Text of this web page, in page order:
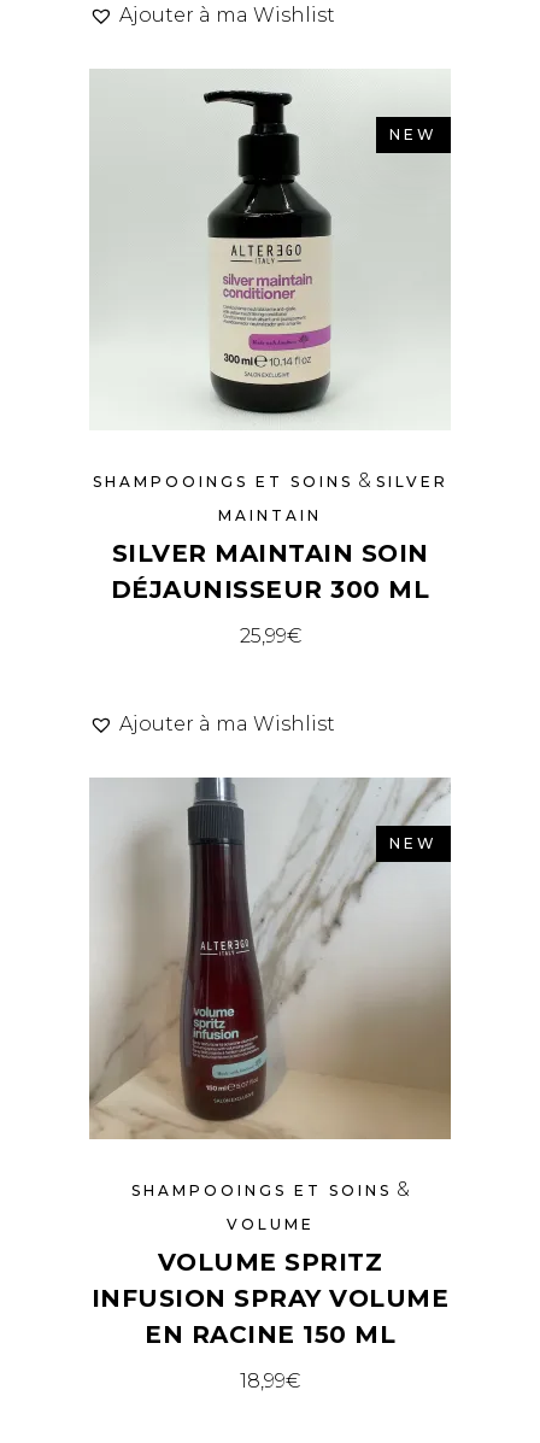
Ajouter à ma Wishlist
NEW
SHAMPOOINGS ET SOINS & SILVER
MAINTAIN
SILVER MAINTAIN SOIN
DÉJAUNISSEUR 300 ML
25,99€
Ajouter à ma Wishlist
NEW
SHAMPOOINGS ET SOINS &
VOLUME
VOLUME SPRITZ
INFUSION SPRAY VOLUME
EN RACINE 150 ML
18,99€